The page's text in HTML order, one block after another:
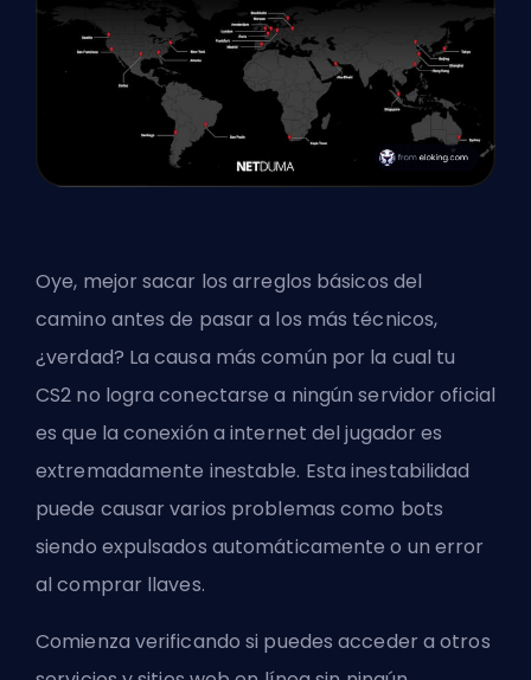
Oye, mejor sacar los arreglos básicos del
camino antes de pasar a los más técnicos,
¿verdad? La causa más común por la cual tu
CS2 no logra conectarse a ningún servidor oficial
es que la conexión a internet del jugador es
extremadamente inestable. Esta inestabilidad
puede causar varios problemas como bots
siendo expulsados automáticamente o un error
al comprar llaves.
Comienza verificando si puedes acceder a otros